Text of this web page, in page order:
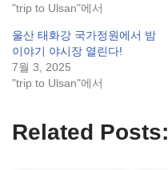
"trip to Ulsan"에서
울산 태화강 국가정원에서 밤
이야기 야시장 열린다!
7월 3, 2025
"trip to Ulsan"에서
Related Posts: